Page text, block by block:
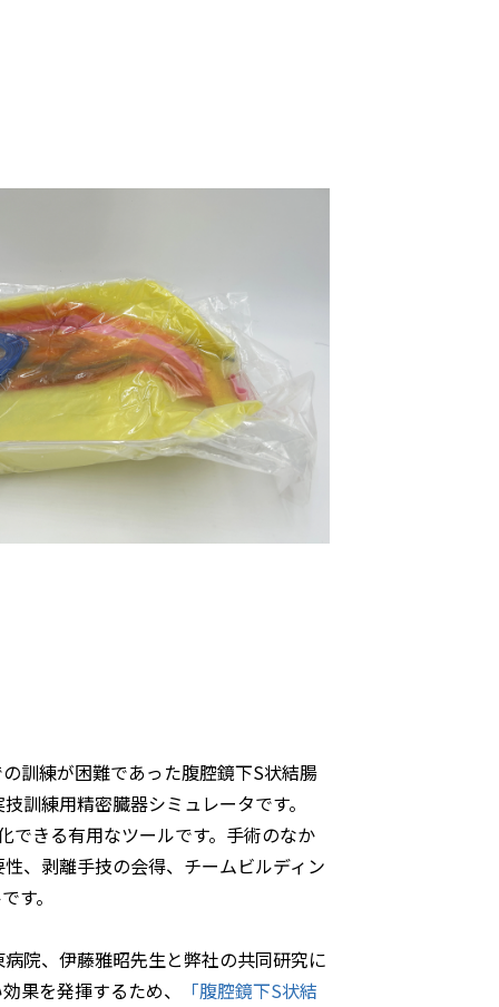
訓練が困難であった腹腔鏡下S状結腸
訓練用精密臓器シミュレータです。
できる有用なツールです。手術のなか
、剥離手技の会得、チームビルディン
す。
院、伊藤雅昭先生と弊社の共同研究に
果を発揮するため、
「腹腔鏡下S状結